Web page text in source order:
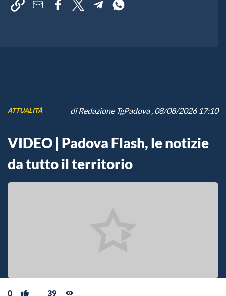
ATTUALITÀ diRedazione TgPadova , 08/08/2026 17:10
VIDEO | Padova Flash, le notizie
da tutto il territorio
0 39